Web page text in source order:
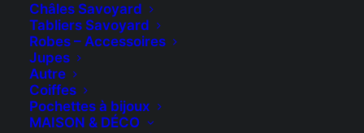
Châles Savoyard
Tabliers Savoyard
Robes – Accessoires
Jupes
Autre
Coiffes
Pochettes à bijoux
MAISON & DÉCO